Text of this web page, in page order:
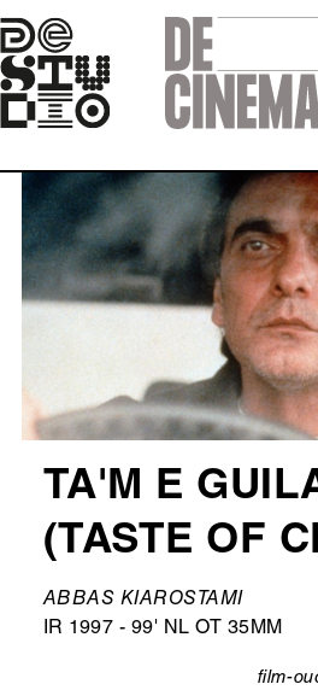
Skip
to
main
navigation
TA'M E
(TASTE OF
Ondertitel
ABBAS KIAROSTAMI
IR 1997 - 99' NL OT 35MM
film-